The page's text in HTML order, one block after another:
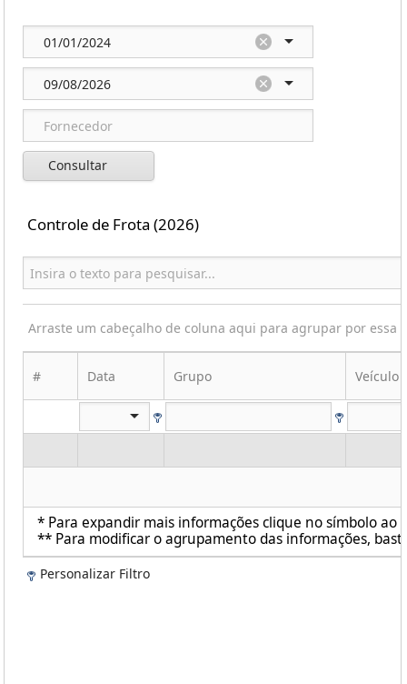
Consultar
Controle de Frota (2026)
Arraste um cabeçalho de coluna aqui para agrupar por essa
* Para expandir mais informações clique no símbolo ao
** Para modificar o agrupamento das informações,
# Data Grupo Veículo
Personalizar Filtro